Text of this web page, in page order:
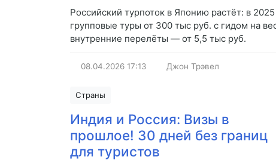
Российский турпоток в Японию растёт: в
групповые туры от 300 тыс руб. с гидом на
внутренние перелёты — от 5,5 тыс руб.
08.04.2026 17:13 Джон Трэвел
Страны
Индия и Россия: Визы в
прошлое! 30 дней без границ
для туристов